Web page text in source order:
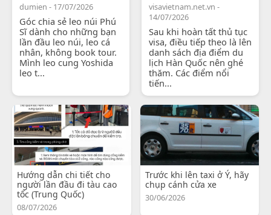
dumien - 17/07/2026
Góc chia sẻ leo núi Phú
Sĩ dành cho những bạn
lần đầu leo núi, leo cá
nhân, không book tour.
Mình leo cung Yoshida
leo t...
visavietnam.net.vn -
14/07/2026
Sau khi hoàn tất thủ tục
visa, điều tiếp theo là lên
danh sách địa điểm du
lịch Hàn Quốc nên ghé
thăm. Các điểm nổi
tiến...
Hướng dẫn chi tiết cho
người lần đầu đi tàu cao
tốc (Trung Quốc)
08/07/2026
Trước khi lên taxi ở Ý, hãy
chụp cánh cửa xe
30/06/2026